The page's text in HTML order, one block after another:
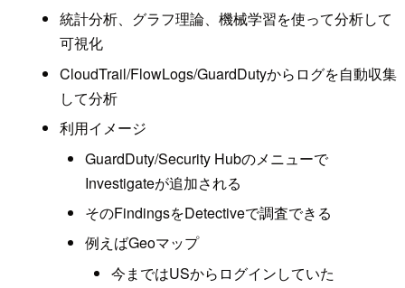
統計分析、グラフ理論、機械学習を使って分析して
可視化
CloudTrail/FlowLogs/GuardDutyからログを自動収集
して分析
利用イメージ
GuardDuty/Security Hubのメニューで
Investigateが追加される
そのFindingsをDetectiveで調査できる
例えばGeoマップ
今まではUSからログインしていた